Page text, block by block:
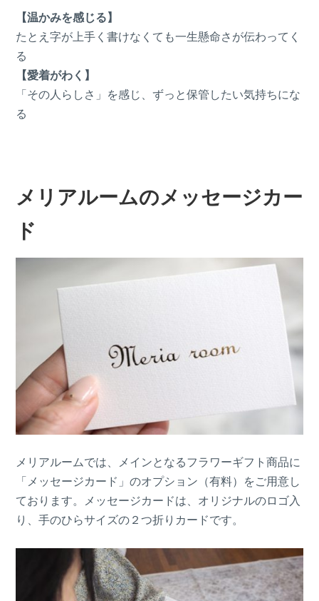
【温かみを感じる】
たとえ字が上手く書けなくても一生懸命さが伝わってく
る
【愛着がわく】
「その人らしさ」を感じ、ずっと保管したい気持ちにな
る
メリアルームのメッセージカー
ド
メリアルームでは、メインとなるフラワーギフト商品に
「メッセージカード」のオプション（有料）をご用意し
ております。メッセージカードは、オリジナルのロゴ入
り、手のひらサイズの２つ折りカードです。